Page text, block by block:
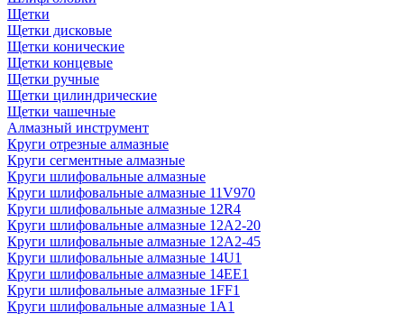
Щетки
Щетки дисковые
Щетки конические
Щетки концевые
Щетки ручные
Щетки цилиндрические
Щетки чашечные
Алмазный инструмент
Круги отрезные алмазные
Круги сегментные алмазные
Круги шлифовальные алмазные
Круги шлифовальные алмазные 11V970
Круги шлифовальные алмазные 12R4
Круги шлифовальные алмазные 12А2-20
Круги шлифовальные алмазные 12А2-45
Круги шлифовальные алмазные 14U1
Круги шлифовальные алмазные 14ЕЕ1
Круги шлифовальные алмазные 1FF1
Круги шлифовальные алмазные 1А1